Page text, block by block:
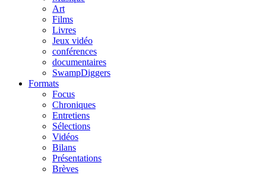
Art
Films
Livres
Jeux vidéo
conférences
documentaires
SwampDiggers
Formats
Focus
Chroniques
Entretiens
Sélections
Vidéos
Bilans
Présentations
Brèves